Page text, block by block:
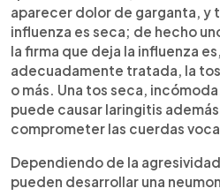
aparecer dolor de garganta, y
influenza es seca; de hecho
la firma que deja la influenza
adecuadamente tratada, la
o más. Una tos seca,
puede causar laringitis
comprometer las cuerdas
Dependiendo de la
pueden desarrollar una